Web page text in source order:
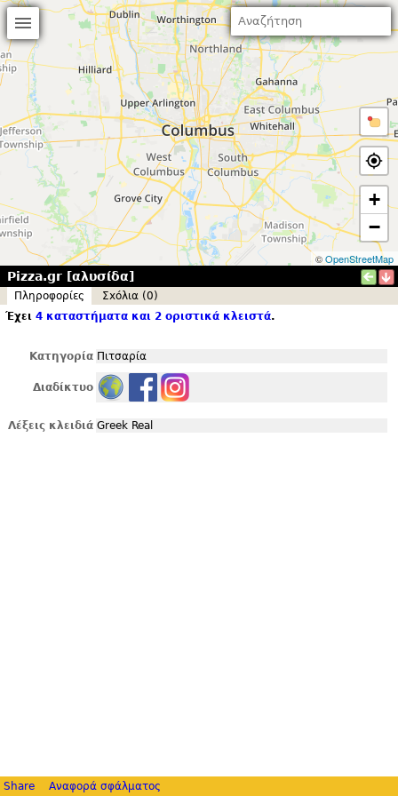
+
−
©OpenStreetMap
Pizza.gr [αλυσίδα]
Πληροφορίες
Σxόλια (0)
Έχει 4 καταστήματα και 2 οριστικά κλειστά.
Κατηγορία Πιτσαρία
Διαδίκτυο
Λέξεις κλειδιά Greek Real
Share Αναφορά σφάλματος